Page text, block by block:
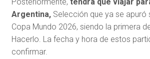
Argentina, Selección que ya se apuró
Copa Mundo 2026, siendo la primera
Hacerlo. La fecha y hora de estos
confirmar.